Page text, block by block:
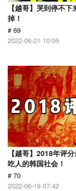
【越哥】哭到停不
掉！
# 69
2022-06-21 10:05
【越哥】2018年评
吃人的韩国社会！
# 70
2022-06-19 07:42